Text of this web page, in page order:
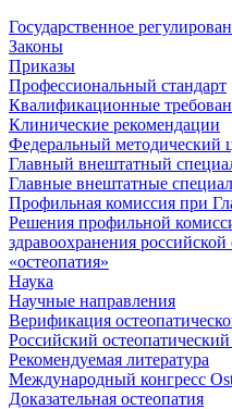
Государственное
Законы
Приказы
Профессиональный стандарт
Квалификационные
Клинические рекомендации
Федеральный методический
Главный внештатный
Главные внештатные
Профильная комиссия при
Решения профильной
здравоохранения
«остеопатия»
Наука
Научные направления
Верификация
Российский
Рекомендуемая литература
Международный конгресс
Доказательная остеопатия